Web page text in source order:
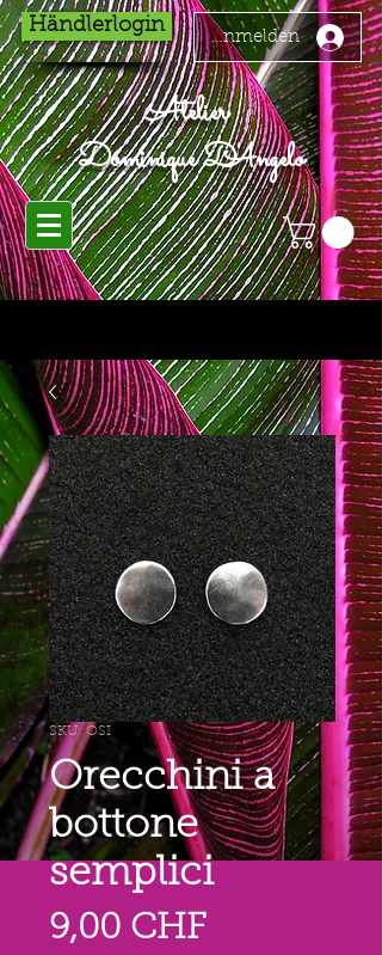
Händlerlogin
Anmelden
Atelier
Dominique D'Angelo
SKU: OSI
Orecchini a
bottone
semplici
9,00 CHFPrezzo